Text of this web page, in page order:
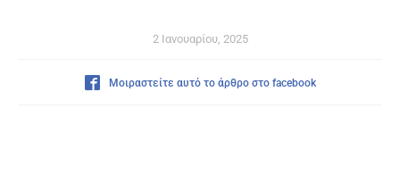
2 Ιανουαρίου, 2025
Μοιραστείτε αυτό το άρθρο στο facebook